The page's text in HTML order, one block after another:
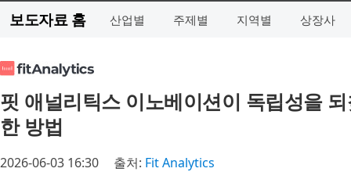
보도자료 홈 산업별 주제별 지역별 상장사
핏 애널리틱스 이노베이션이 독립성을
한 방법
2026-06-03 16:30 출처: Fit Analytics